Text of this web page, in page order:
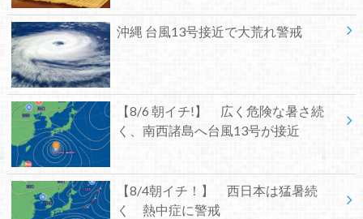
沖縄 台風13号接近で大荒れ警戒
【8/6 朝イチ!】 広く危険な暑さ続
く、南西諸島へ台風13号が接近
【8/4朝イチ！】 西日本は猛暑続
く 熱中症に警戒